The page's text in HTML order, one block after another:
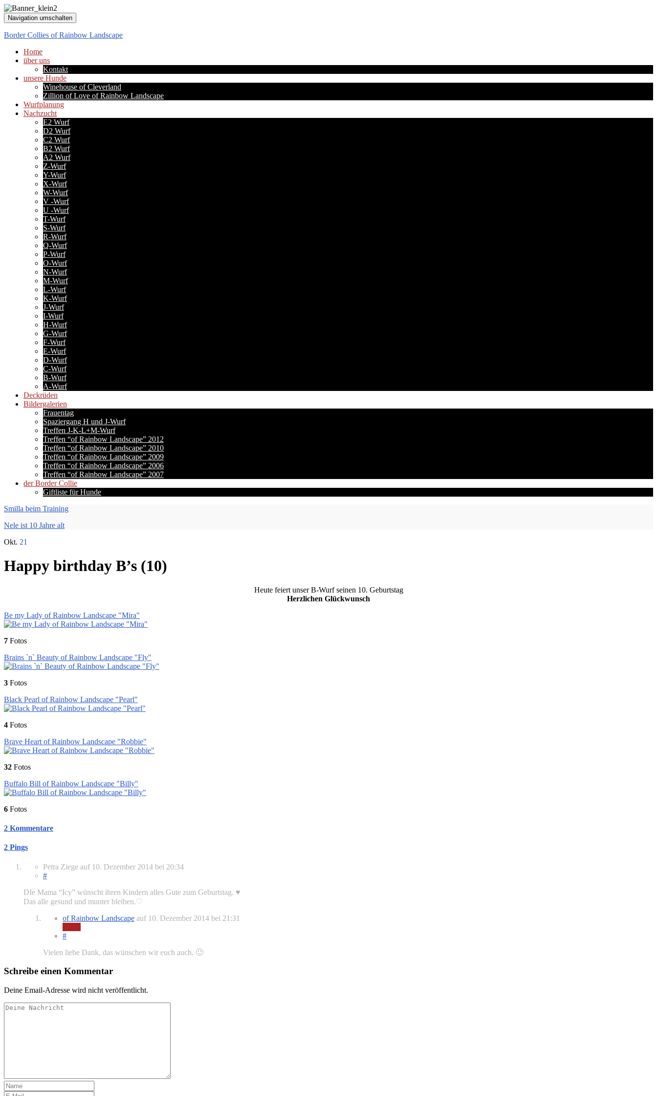
Navigation umschalten
Border Collies of Rainbow Landscape
Home
über uns
Kontakt
unsere Hunde
Winehouse of Cleverland
Zillion of Love of Rainbow Landscape
Wurfplanung
Nachzucht
E2 Wurf
D2 Wurf
C2 Wurf
B2 Wurf
A2 Wurf
Z-Wurf
Y-Wurf
X-Wurf
W-Wurf
V -Wurf
U -Wurf
T-Wurf
S-Wurf
R-Wurf
Q-Wurf
P-Wurf
O-Wurf
N-Wurf
M-Wurf
L-Wurf
K-Wurf
J-Wurf
I-Wurf
H-Wurf
G-Wurf
F-Wurf
E-Wurf
D-Wurf
C-Wurf
B-Wurf
A-Wurf
Deckrüden
Bildergalerien
Frauentag
Spaziergang H und J-Wurf
Treffen J-K-L+M-Wurf
Treffen “of Rainbow Landscape” 2012
Treffen “of Rainbow Landscape” 2010
Treffen “of Rainbow Landscape” 2009
Treffen “of Rainbow Landscape” 2006
Treffen “of Rainbow Landscape” 2007
der Border Collie
Giftliste für Hunde
Smilla beim Training
Nele ist 10 Jahre alt
Okt. 21
Happy birthday B’s (10)
Heute feiert unser B-Wurf seinen 10. Geburtstag
Herzlichen Glückwunsch
Be my Lady of Rainbow Landscape "Mira"
7 Fotos
Brains `n` Beauty of Rainbow Landscape "Fly"
3 Fotos
Black Pearl of Rainbow Landscape "Pearl"
4 Fotos
Brave Heart of Rainbow Landscape "Robbie"
32 Fotos
Buffalo Bill of Rainbow Landscape "Billy"
6 Fotos
2 Kommentare
2 Pings
Petra Ziege auf 10. Dezember 2014 bei 20:34
#
DIe Mama “Icy” wünscht ihren Kindern alles Gute zum Geburtstag. ♥
Das alle gesund und munter bleiben.♡
of Rainbow Landscape auf 10. Dezember 2014 bei 21:31
#
Vielen liebe Dank, das wünschen wir euch auch. 🙂
Schreibe einen Kommentar
Deine Email-Adresse wird nicht veröffentlicht.